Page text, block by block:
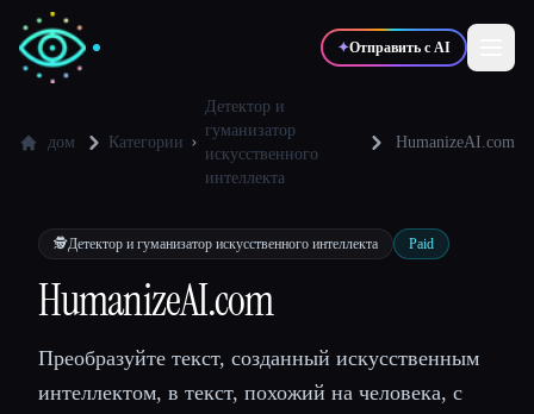
✦Отправить с AI
💻Разработчики 📈Маркетологи
дом Категории
Детектор и
гуманизатор
искусственного
интеллекта
HumanizeAI.com
🕵️Детектор и гуманизатор искусственного интеллекта Paid
HumanizeAI.com
Преобразуйте текст, созданный искусственным
интеллектом, в текст, похожий на человека, с